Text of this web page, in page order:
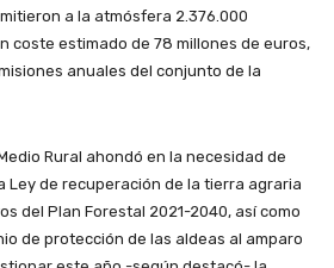
a la atmósfera 2.376.000
coste estimado de 78 millones de euros,
anuales del conjunto de la
Rural ahondó en la necesidad de
Ley de recuperación de la tierra agraria
del Plan Forestal 2021-2040, así como
de protección de las aldeas al amparo